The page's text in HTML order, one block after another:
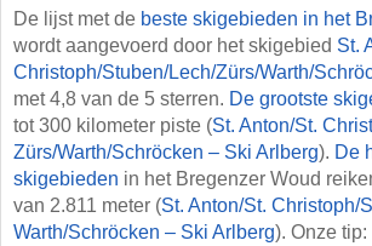
De lijst met de beste skigebieden in het
wordt aangevoerd door het skigebied St.
Christoph/​Stuben/​Lech/​Zürs/​Warth/​
met 4,8 van de 5 sterren. De grootste
tot 300 kilometer piste (St. Anton/​St.
Zürs/​Warth/​Schröcken – Ski Arlberg). De
skigebieden in het Bregenzer Woud
van 2.811 meter (St. Anton/​St. Christoph/​
Warth/​Schröcken – Ski Arlberg). Onze tip: